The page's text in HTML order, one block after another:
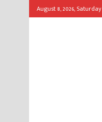
August 8, 2026, Saturday